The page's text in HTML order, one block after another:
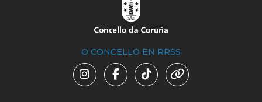
O CONCELLO EN RRSS